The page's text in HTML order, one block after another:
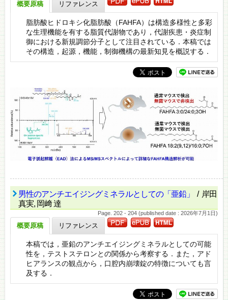
概要原稿 リファレンス
脂肪酸ヒドロキシ化脂肪酸（FAHFA）は構造多様性と多彩
な生理機能を有する脂質代謝物であり，代謝疾患・炎症制
御における新規調節分子として注目されている．本稿では
その構造，起源，機能，制御機構の最新知見を概説する．
男性のアンチエイジングミネラルとしての「亜鉛」
/ 岸田
真実, 岡﨑 達
Page. 202 - 204 (published date : 2026年7月1日)
概要原稿 リファレンス
本稿では，亜鉛のアンチエイジングミネラルとしての可能
性を，テストステロンとの関係から考察する．また，アド
ヒアランスの観点から，口腔内崩壊錠の特徴についても言
及する．